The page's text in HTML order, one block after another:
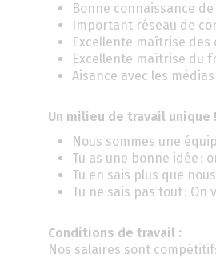
Bonne connaissance
Important réseau de
Excellente maîtrise des
Excellente maîtrise du
Aisance avec les
Un milieu de travail unique !
Nous sommes une
Tu as une bonne idée :
Tu en sais plus que
Tu ne sais pas tout : On
Conditions de travail :
Nos salaires sont